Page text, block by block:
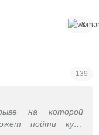
3
139
на которой
пойти куда